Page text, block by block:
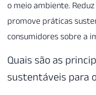
o meio ambiente.
promove práticas
consumidores sobre a
Quais são as
sustentáveis para